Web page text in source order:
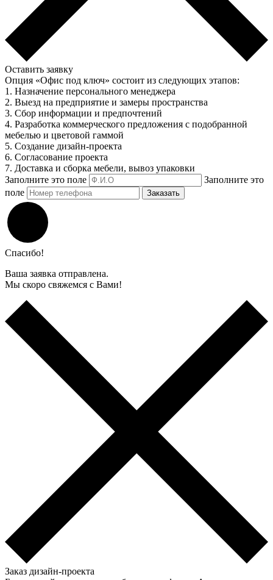
Оставить заявку
Опция «Офис под ключ» состоит из следующих этапов:
1. Назначение персонального менеджера
2. Выезд на предприятие и замеры пространства
3. Сбор информации и предпочтений
4. Разработка коммерческого предложения с подобранной
мебелью и цветовой гаммой
5. Создание дизайн-проекта
6. Согласование проекта
7. Доставка и сборка мебели, вывоз упаковки
Заполните это поле
Заполните это
поле
Заказать
Спасибо!
Ваша заявка отправлена.
Мы скоро свяжемся с Вами!
Заказ дизайн-проекта